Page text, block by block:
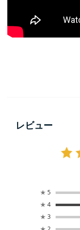
レビュー
★ 5
★ 4
★ 3